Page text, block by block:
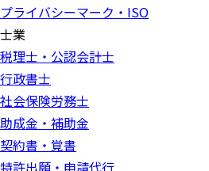
プライバシーマーク・ISO
士業
税理士・公認会計士
行政書士
社会保険労務士
助成金・補助金
契約書・覚書
特許出願・申請代行